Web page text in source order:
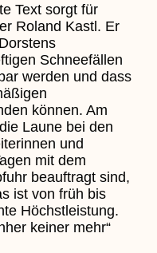
Text sorgt für
Roland Kastl. Er
Schneefällen
werden und dass
können. Am
Laune bei den
und
mit dem
beauftragt sind,
ist von früh bis
Höchstleistung.
keiner mehr“